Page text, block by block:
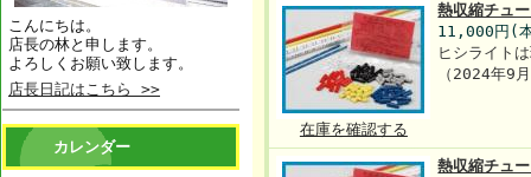
こんにちは。
店長の林と申します。
よろしくお願い致します。
店長日記はこちら >>
カレンダー
在庫を確認する
熱収縮チュ
11,000円(
ヒシライト
（2024年9
熱収縮チュ